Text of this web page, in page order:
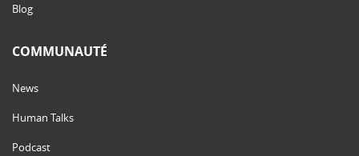
Blog
COMMUNAUTÉ
News
Human Talks
Podcast